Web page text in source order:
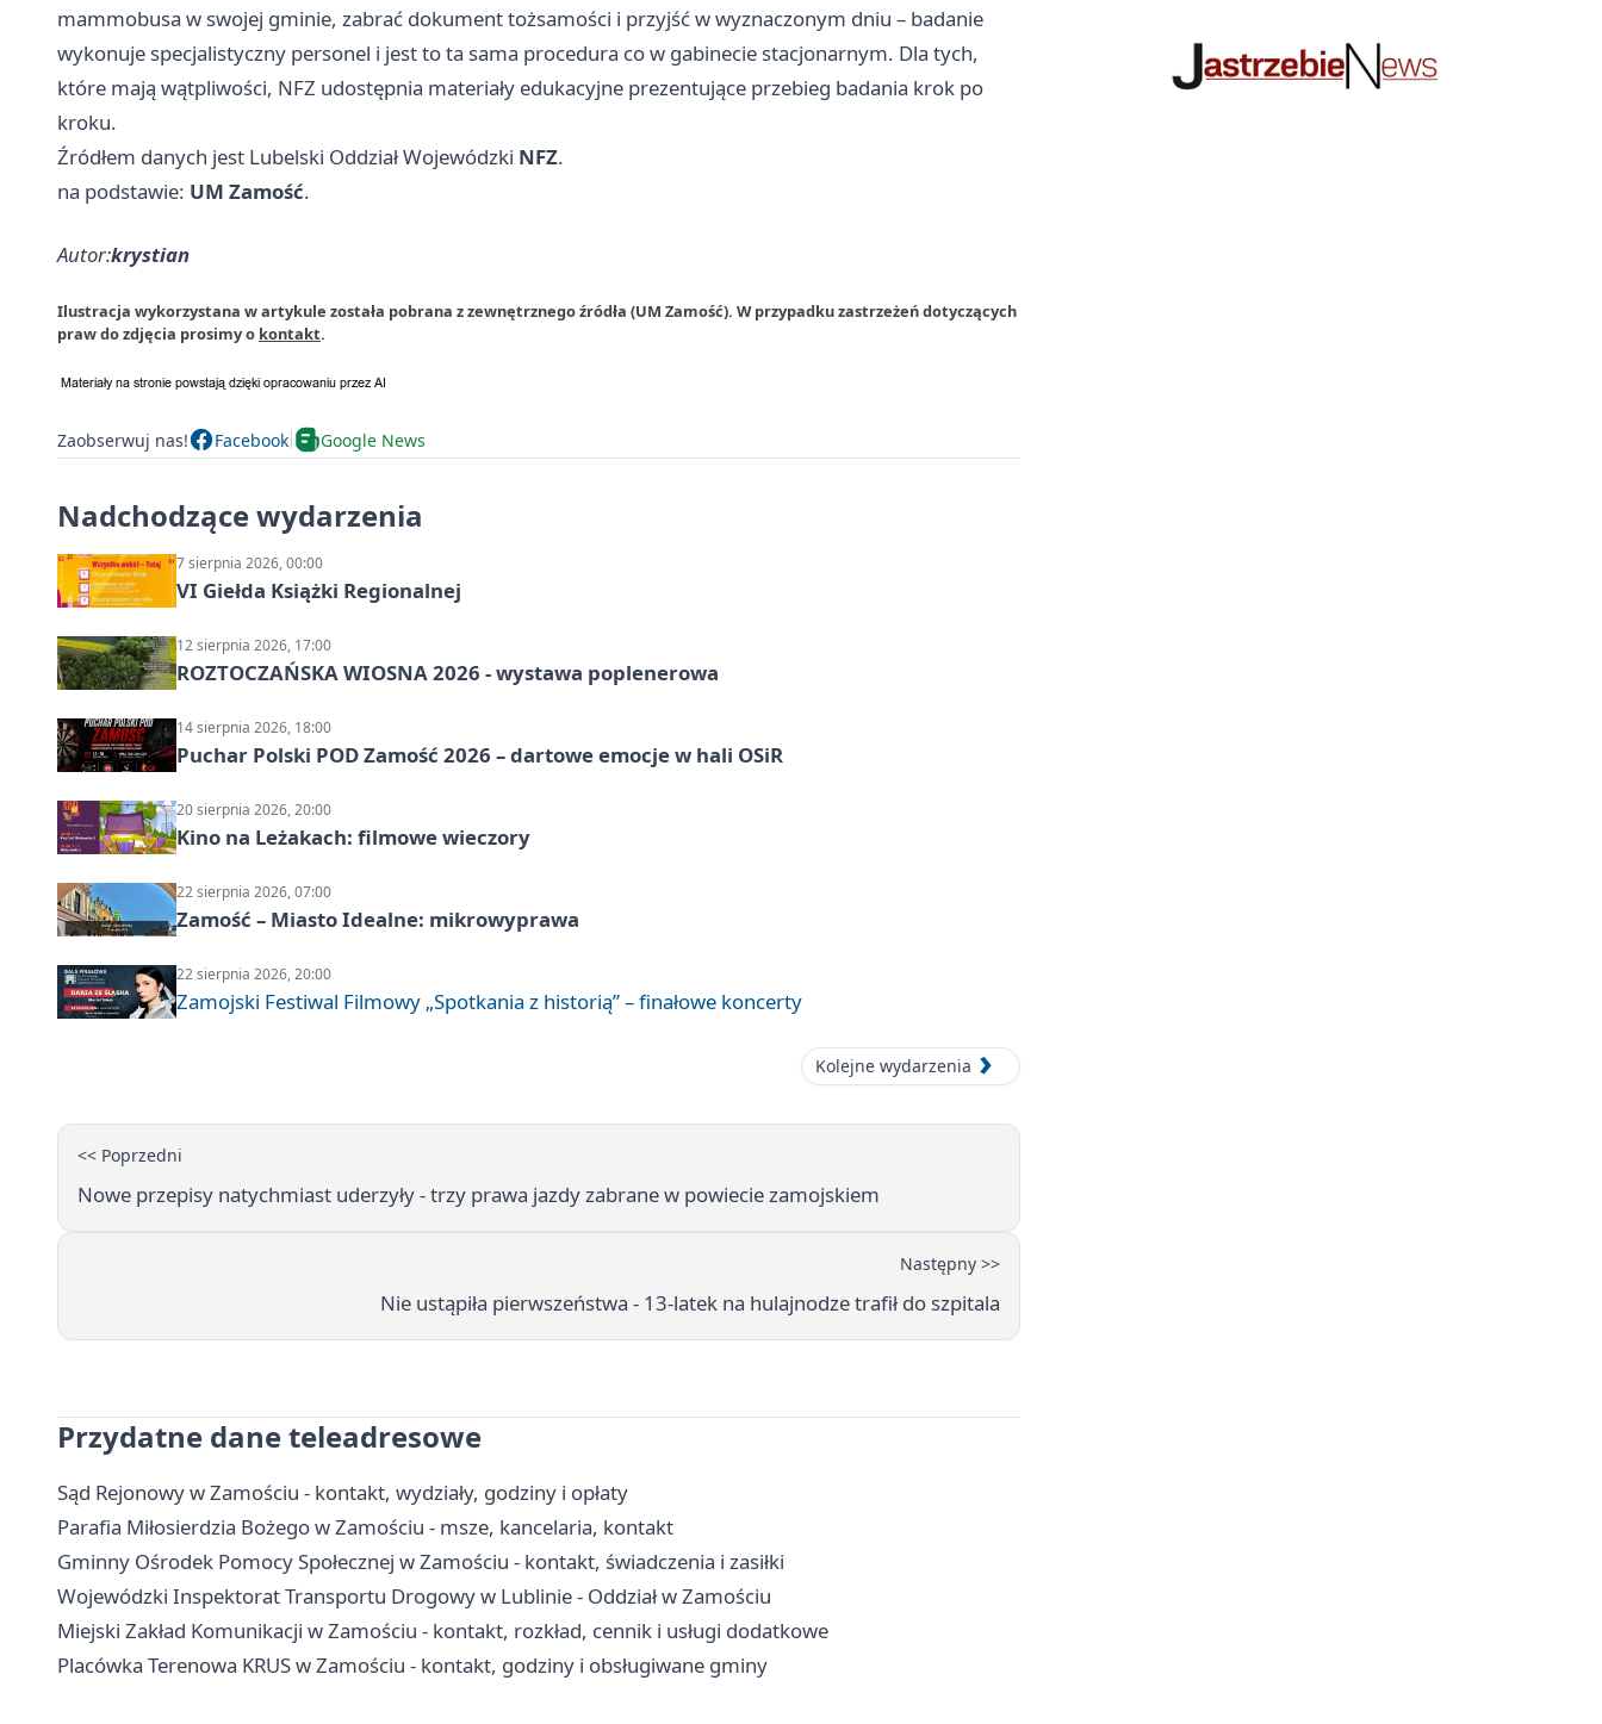
mammobusa w swojej gminie, zabrać dokument tożsamości i przyjść w wyznaczonym dniu – badanie
wykonuje specjalistyczny personel i jest to ta sama procedura co w gabinecie stacjonarnym. Dla tych,
które mają wątpliwości, NFZ udostępnia materiały edukacyjne prezentujące przebieg badania krok po
kroku.
Źródłem danych jest Lubelski Oddział Wojewódzki NFZ.
na podstawie: UM Zamość.
Autor:krystian
Ilustracja wykorzystana w artykule została pobrana z zewnętrznego źródła (UM Zamość). W przypadku zastrzeżeń dotyczących
praw do zdjęcia prosimy o kontakt.
Zaobserwuj nas! Facebook Google News
Nadchodzące wydarzenia
7 sierpnia 2026, 00:00
VI Giełda Książki Regionalnej
12 sierpnia 2026, 17:00
ROZTOCZAŃSKA WIOSNA 2026 - wystawa poplenerowa
14 sierpnia 2026, 18:00
Puchar Polski POD Zamość 2026 – dartowe emocje w hali OSiR
20 sierpnia 2026, 20:00
Kino na Leżakach: filmowe wieczory
22 sierpnia 2026, 07:00
Zamość – Miasto Idealne: mikrowyprawa
22 sierpnia 2026, 20:00
Zamojski Festiwal Filmowy „Spotkania z historią” – finałowe koncerty
Kolejne wydarzenia
<< Poprzedni
Nowe przepisy natychmiast uderzyły - trzy prawa jazdy zabrane w powiecie zamojskiem
Następny >>
Nie ustąpiła pierwszeństwa - 13-latek na hulajnodze trafił do szpitala
Przydatne dane teleadresowe
Sąd Rejonowy w Zamościu - kontakt, wydziały, godziny i opłaty
Parafia Miłosierdzia Bożego w Zamościu - msze, kancelaria, kontakt
Gminny Ośrodek Pomocy Społecznej w Zamościu - kontakt, świadczenia i zasiłki
Wojewódzki Inspektorat Transportu Drogowy w Lublinie - Oddział w Zamościu
Miejski Zakład Komunikacji w Zamościu - kontakt, rozkład, cennik i usługi dodatkowe
Placówka Terenowa KRUS w Zamościu - kontakt, godziny i obsługiwane gminy